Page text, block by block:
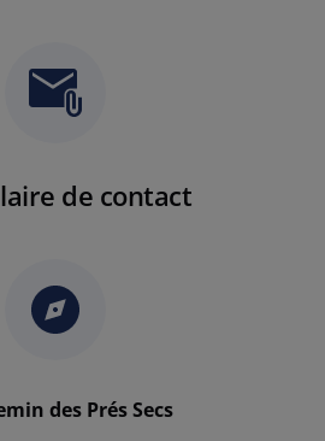
de contact
des Prés Secs